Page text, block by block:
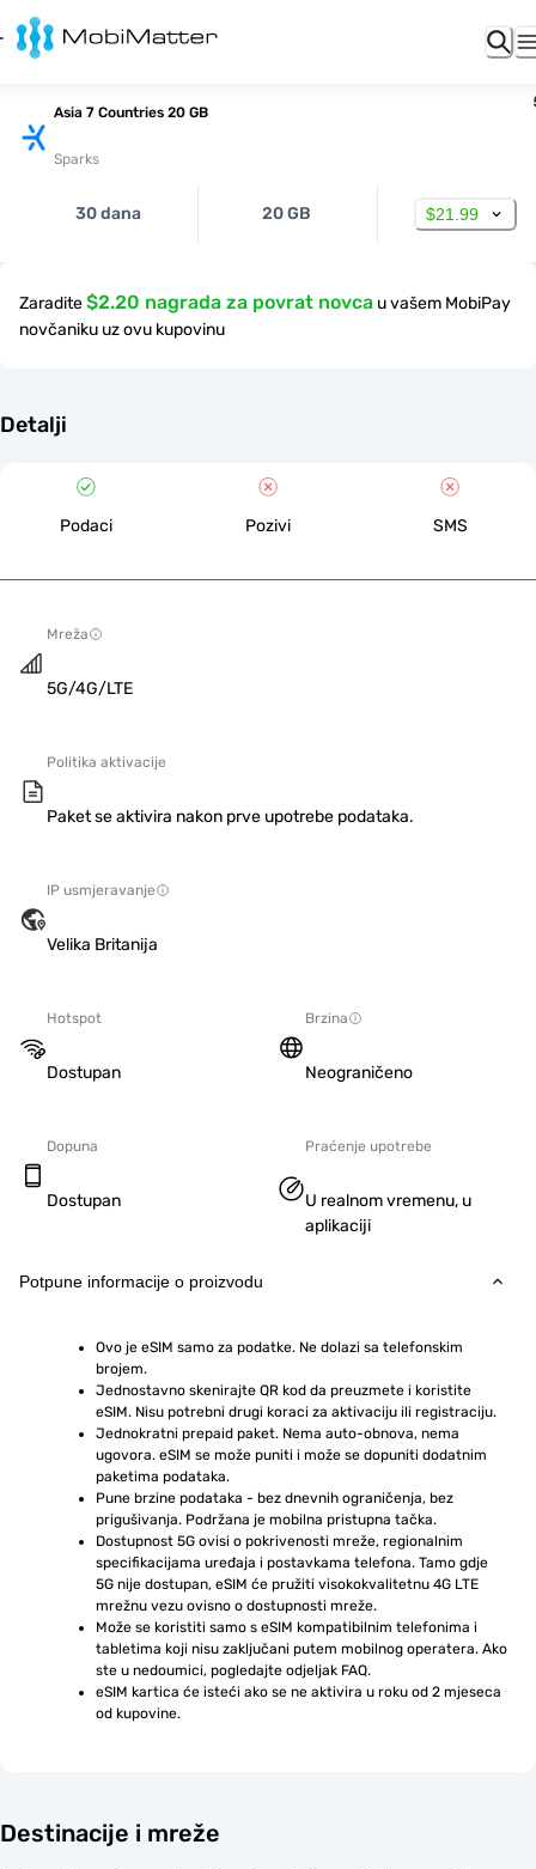
Asia 7 Countries 20 GB
Sparks
30 dana 20 GB $21.99
Zaradite$2.20 nagrada za povrat novca u vašem MobiPay
novčaniku uz ovu kupovinu
Detalji
Podaci Pozivi SMS
Mreža
5G/4G/LTE
Politika aktivacije
Paket se aktivira nakon prve upotrebe podataka.
IP usmjeravanje
Velika Britanija
Hotspot
Dostupan
Brzina
Neograničeno
Dopuna
Dostupan
Praćenje upotrebe
U realnom vremenu, u
aplikaciji
Potpune informacije o proizvodu
Ovo je eSIM samo za podatke. Ne dolazi sa telefonskim
brojem.
Jednostavno skenirajte QR kod da preuzmete i koristite
eSIM. Nisu potrebni drugi koraci za aktivaciju ili registraciju.
Jednokratni prepaid paket. Nema auto-obnova, nema
ugovora. eSIM se može puniti i može se dopuniti dodatnim
paketima podataka.
Pune brzine podataka - bez dnevnih ograničenja, bez
prigušivanja. Podržana je mobilna pristupna tačka.
Dostupnost 5G ovisi o pokrivenosti mreže, regionalnim
specifikacijama uređaja i postavkama telefona. Tamo gdje
5G nije dostupan, eSIM će pružiti visokokvalitetnu 4G LTE
mrežnu vezu ovisno o dostupnosti mreže.
Može se koristiti samo s eSIM kompatibilnim telefonima i
tabletima koji nisu zaključani putem mobilnog operatera. Ako
ste u nedoumici, pogledajte odjeljak FAQ.
eSIM kartica će isteći ako se ne aktivira u roku od 2 mjeseca
od kupovine.
Destinacije i mreže